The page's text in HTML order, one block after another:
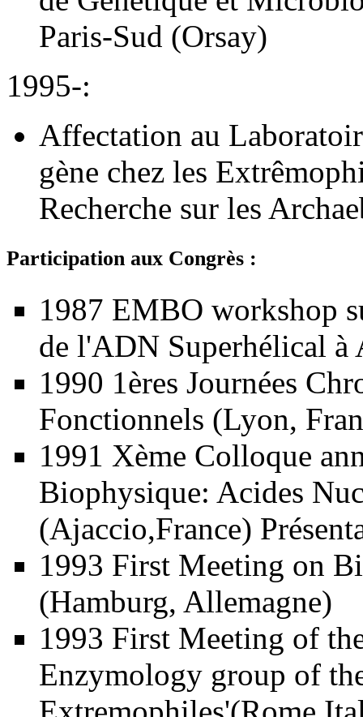
Paris-Sud (Orsay)
1995-:
Affectation au
gène chez les
Recherche sur les
Participation aux Congrès :
1987 EMBO workshop
de l'ADN Superhélical à
1990 1ères Journées
Fonctionnels (Lyon,
1991 Xème Colloque
Biophysique: Acides
(Ajaccio,France)
1993 First Meeting on
(Hamburg, Allemagne)
1993 First Meeting of
Enzymology group of